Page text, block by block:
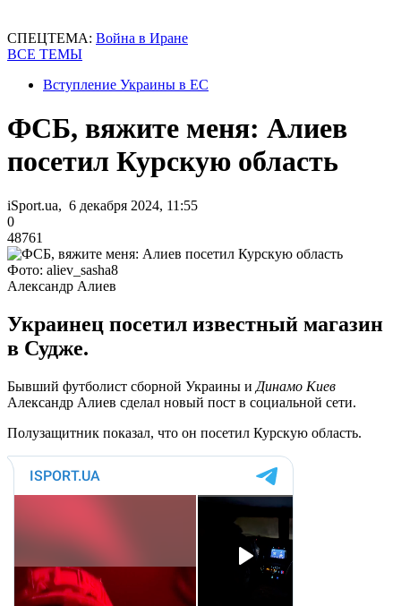
СПЕЦТЕМА: Война в Иране
ВСЕ ТЕМЫ
Вступление Украины в ЕС
ФСБ, вяжите меня: Алиев
посетил Курскую область
iSport.ua, 6 декабря 2024, 11:55
0
48761
Фото: aliev_sasha8
Александр Алиев
Украинец посетил известный магазин
в Судже.
Бывший футболист сборной Украины и Динамо Киев
Александр Алиев сделал новый пост в социальной сети.
Полузащитник показал, что он посетил Курскую область.